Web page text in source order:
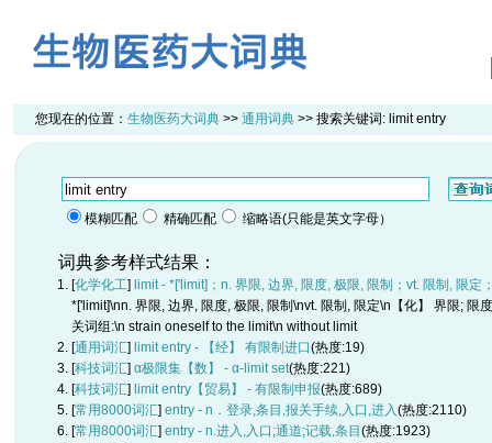
您现在的位置： 生物医药大词典 >> 通用词典 >> 搜索关键词: limit entry
模糊匹配 精确匹配 缩略语(只能是英文字母）
词典参考样式结果：
[化学化工] limit - *['limit]；n. 界限, 边界, 限度, 极限, 限制；vt. 限制, 限定
*['limit]\nn. 界限, 边界, 限度, 极限, 限制\nvt. 限制, 限定\n【化】 界限; 限
关词组:\n strain oneself to the limit\n without limit
[通用词汇] limit entry - 【经】 有限制进口(热度:19)
[科技词汇] α极限集【数】 - α-limit set(热度:221)
[科技词汇] limit entry【贸易】 - 有限制申报(热度:689)
[常用8000词汇] entry - n．登录,条目,报关手续,入口,进入(热度:2110)
[常用8000词汇] entry - n.进入,入口;通道;记载,条目 (热度:1923)